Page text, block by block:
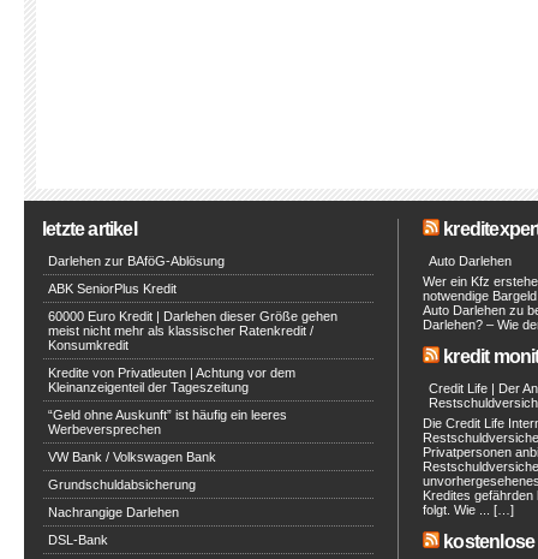
letzte artikel
Darlehen zur BAföG-Ablösung
ABK SeniorPlus Kredit
60000 Euro Kredit | Darlehen dieser Größe gehen
meist nicht mehr als klassischer Ratenkredit /
Konsumkredit
Kredite von Privatleuten | Achtung vor dem
Kleinanzeigenteil der Tageszeitung
“Geld ohne Auskunft” ist häufig ein leeres
Werbeversprechen
VW Bank / Volkswagen Bank
Grundschuldabsicherung
Nachrangige Darlehen
DSL-Bank
Auto Darlehen
Wer ein Kfz
notwendige
Auto Darlehen zu
Darlehen? – Wie
kredit
Credit Life | Der
Die Credit Life
Privatpersonen
Kredites gefährden
folgt. Wie ... […]